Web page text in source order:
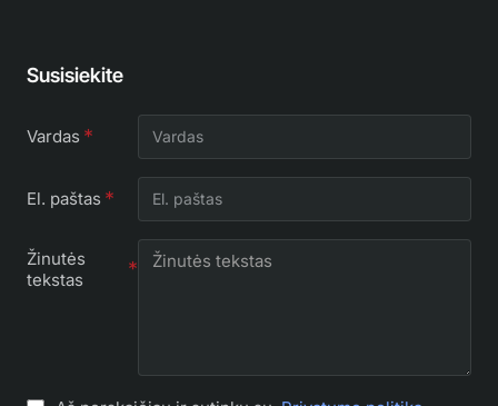
Susisiekite
Vardas
El. paštas
Žinutės
tekstas